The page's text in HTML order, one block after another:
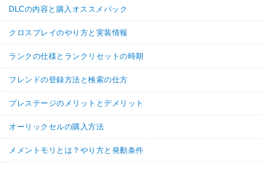
DLCの内容と購入オススメパック
クロスプレイのやり方と実装情報
ランクの仕様とランクリセットの時期
フレンドの登録方法と検索の仕方
プレステージのメリットとデメリット
オーリックセルの購入方法
メメントモリとは？やり方と発動条件